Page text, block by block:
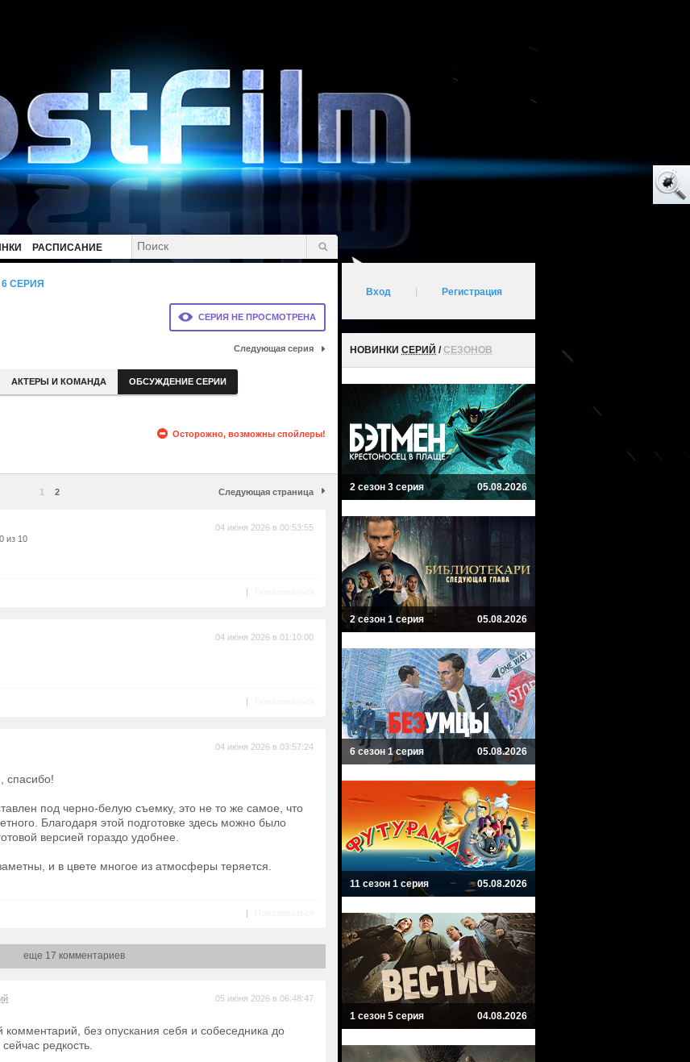
РАСПИСАНИЕ
СЕРИЯ НЕ ПРОСМОТРЕНА
6 СЕРИЯ
Следующая серия
АКТЕРЫ И КОМАНДА ОБСУЖДЕНИЕ СЕРИИ
Осторожно, возможны спойлеры!
1 2 Следующая страница
из 10
04 июня 2026 в 00:53:55
|
04 июня 2026 в 01:10:00
|
04 июня 2026 в 03:57:24
спасибо!
под черно-белую съемку, это не то же самое, что
Благодаря этой подготовке здесь можно было
версией гораздо удобнее.
и в цвете многое из атмосферы теряется.
|
еще 17 комментариев
05 июня 2026 в 06:48:47
комментарий, без опускания себя и собеседника до
редкость.
Вход Регистрация
НОВИНКИ СЕРИЙ /СЕЗОНОВ
2 сезон 3 серия 05.08.2026
2 сезон 1 серия 05.08.2026
6 сезон 1 серия 05.08.2026
11 сезон 1 серия 05.08.2026
1 сезон 5 серия 04.08.2026